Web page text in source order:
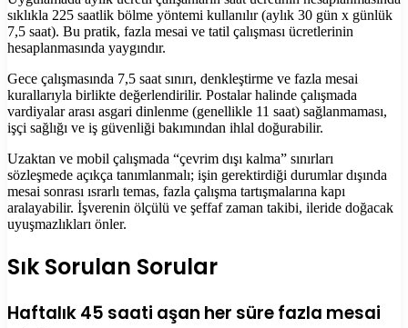
sıklıkla 225 saatlik bölme yöntemi kullanılır (aylık 30 gün x günlük
7,5 saat). Bu pratik, fazla mesai ve tatil çalışması ücretlerinin
hesaplanmasında yaygındır.
Gece çalışmasında 7,5 saat sınırı, denkleştirme ve fazla mesai
kurallarıyla birlikte değerlendirilir. Postalar halinde çalışmada
vardiyalar arası asgari dinlenme (genellikle 11 saat) sağlanmaması,
işçi sağlığı ve iş güvenliği bakımından ihlal doğurabilir.
Uzaktan ve mobil çalışmada “çevrim dışı kalma” sınırları
sözleşmede açıkça tanımlanmalı; işin gerektirdiği durumlar dışında
mesai sonrası ısrarlı temas, fazla çalışma tartışmalarına kapı
aralayabilir. İşverenin ölçülü ve şeffaf zaman takibi, ileride doğacak
uyuşmazlıkları önler.
Sık Sorulan Sorular
Haftalık 45 saati aşan her süre fazla mesai